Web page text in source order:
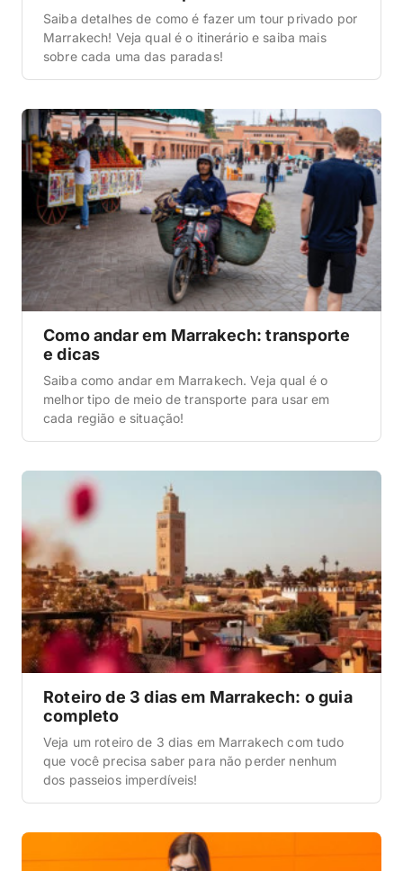
Saiba detalhes de como é fazer um tour privado por
Marrakech! Veja qual é o itinerário e saiba mais
sobre cada uma das paradas!
Como andar em Marrakech: transporte
e dicas
Saiba como andar em Marrakech. Veja qual é o
melhor tipo de meio de transporte para usar em
cada região e situação!
Roteiro de 3 dias em Marrakech: o guia
completo
Veja um roteiro de 3 dias em Marrakech com tudo
que você precisa saber para não perder nenhum
dos passeios imperdíveis!